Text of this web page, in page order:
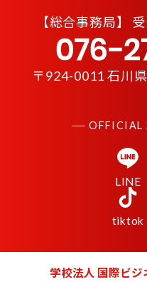
【総合事務局】
〒924-0011 石川
OFFICIAL
LINE
tiktok
学校法人 国際ビジ